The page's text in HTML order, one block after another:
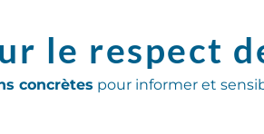
le respect
concrètes pour informer et